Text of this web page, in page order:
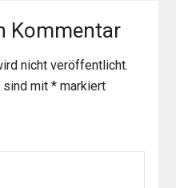
Kommentar
nicht veröffentlicht.
sind mit *markiert